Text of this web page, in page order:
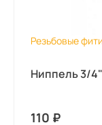
Резьбовые
Ниппель 3/
110 ₽